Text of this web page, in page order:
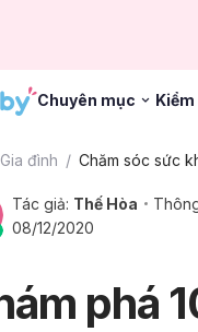
Chuyên mục
Gia đình
Tác giả: Thế Hòa
08/12/2020
phá